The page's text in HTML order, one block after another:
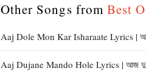
Other Songs from Best
Aaj Dole Mon Kar Isharaate Lyrics | আজ
Aaj Dujane Mando Hole Lyrics | আজ